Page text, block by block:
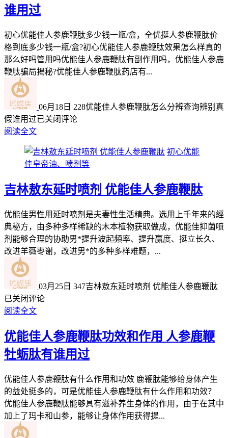
谁用过
初心优能佳人参鹿鞭肽多少钱一瓶/盒，全优挺人参鹿鞭肽价
格到底多少钱一瓶/盒?初心优能佳人参鹿鞭肽效果怎么样真的
那么好吗管用吗优能佳人参鹿鞭肽有副作用吗，优能佳人参鹿
鞭肽骗局揭秘?优能佳人参鹿鞭肽药店有...
06月18日 228优能佳人参鹿鞭肽怎么分辨查询辨别真
假谁用过已关闭评论
阅读全文
初心优能
佳皇帝油、喷剂等
吉林敖东延时喷剂 优能佳人参鹿鞭肽
优能佳男性用延时喷剂是夫妻性生活精典。选用上千年来的經
典秘方，由多种多样稀缺的木本植物获取做成，优能佳抑菌喷
剂能够合理的协助男*提升波起頻率、提升赢度、挺立长久、
改进羊薇枣谢，改进男*的多种多样难题，...
03月25日 347吉林敖东延时喷剂 优能佳人参鹿鞭肽
已关闭评论
阅读全文
优能佳人参鹿鞭肽功效和作用 人参鹿鞭
牡蛎肽有谁用过
优能佳人参鹿鞭肽有什么作用和功效 鹿鞭肽能够给身体产生
的益处挺多的，可是优能佳人参鹿鞭肽有什么作用和功效？
优能佳人参鹿鞭肽能够具有滋补养生身体的作用，由于在其中
加上了玛卡和山参，能够让身体作用获得提...